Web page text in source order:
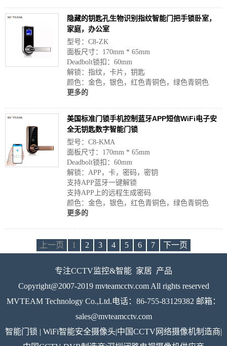
隐藏的钥匙孔生物识别指纹智能门把手锁卧室，
家庭，办公室
型号：C8-ZK
面板尺寸：170mm * 65mm
Deadbolt锁扣：60mm
解锁：指纹，卡片，钥匙
颜色：金色，银色，红色青铜色，绿色青铜色
更多的
美国标准门锁手机控制蓝牙APP短信WiFi电子安
全无钥匙数字智能门锁
型号：C8-KMA
面板尺寸：170mm * 65mm
Deadbolt锁扣：60mm
解锁：APP，卡，密码，密钥
支持APP蓝牙一键解锁
支持APP上的远程生成密码
颜色：金色，银色，红色青铜色，绿色青铜色
更多的
上一页 1 2 3 4 5 6 7 下一页
专注CCTV监控&智能 家居 产品
Copyright@2007-2019 mvteamcctv.com All rights reserved
MVTEAM Technology Co.,Ltd.电话：86-755-83129382 邮箱：
sales@mvteamcctv.com
智能门锁 | WiFi智能安全摄像头|中国CCTV网络摄像机制造商|